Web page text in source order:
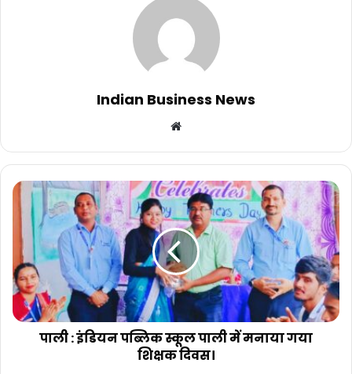
Indian Business News
Website
पाली : इंडियन पब्लिक स्कूल पाली में मनाया गया
शिक्षक दिवस।